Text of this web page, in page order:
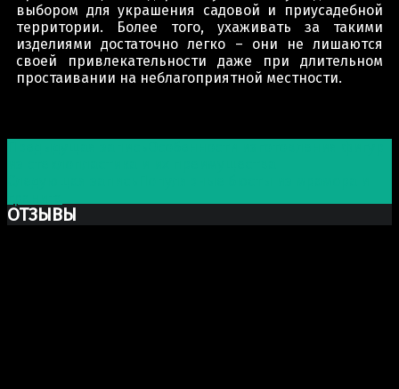
выбором для украшения садовой и приусадебной
территории. Более того, ухаживать за такими
изделиями достаточно легко – они не лишаются
своей привлекательности даже при длительном
простаивании на неблагоприятной местности.
ОТЗЫВЫ